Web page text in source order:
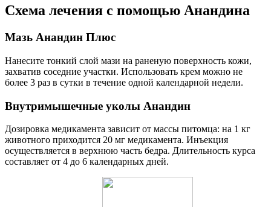
Схема лечения с помощью Анандина
Мазь Анандин Плюс
Нанесите тонкий слой мази на раненую поверхность кожи,
захватив соседние участки. Использовать крем можно не
более 3 раз в сутки в течение одной календарной недели.
Внутримышечные уколы Анандин
Дозировка медикамента зависит от массы питомца: на 1 кг
животного приходится 20 мг медикамента. Инъекция
осуществляется в верхнюю часть бедра. Длительность курса
составляет от 4 до 6 календарных дней.